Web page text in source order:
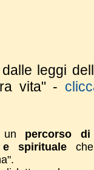
leggi
vita" -
un percorso
e spirituale